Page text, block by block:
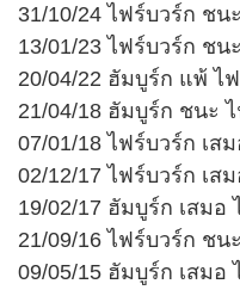
31/10/24 ไฟร์บวร์ก ชน
13/01/23 ไฟร์บวร์ก ชน
20/04/22 ฮัมบูร์ก แพ้ ไ
21/04/18 ฮัมบูร์ก ชนะ
07/01/18 ไฟร์บวร์ก เส
02/12/17 ไฟร์บวร์ก เส
19/02/17 ฮัมบูร์ก เสมอ
21/09/16 ไฟร์บวร์ก ชน
09/05/15 ฮัมบูร์ก เสมอ